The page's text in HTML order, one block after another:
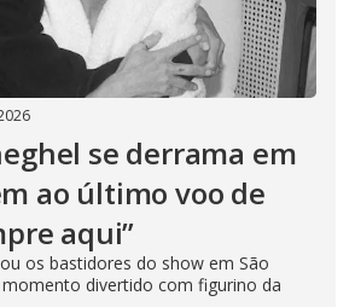
se derrama em
ao último voo de
aqui”
os bastidores do show em São
divertido com figurino da